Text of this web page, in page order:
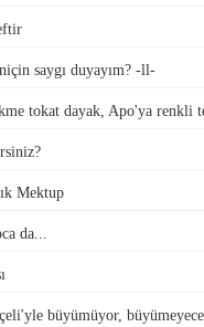
saygı duyayım? -ll-
tokat dayak, Apo'ya renkli
Mektup
da...
büyümüyor,